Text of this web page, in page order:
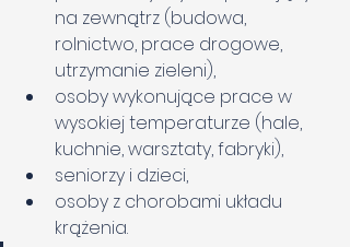
na zewnątrz (budowa,
rolnictwo, prace drogowe,
utrzymanie zieleni),
osoby wykonujące prace w
wysokiej temperaturze (hale,
kuchnie, warsztaty, fabryki),
seniorzy i dzieci,
osoby z chorobami układu
krążenia.